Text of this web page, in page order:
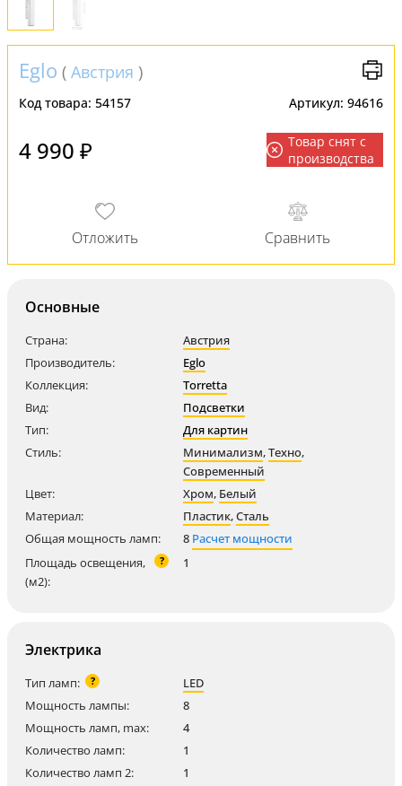
Eglo ( Австрия )
Код товара: 54157 Артикул: 94616
4 990 ₽
Товар снят с
производства
Основные
Страна:
Австрия
Производитель:
Eglo
Коллекция:
Torretta
Вид:
Подсветки
Тип:
Для картин
Стиль:
Минимализм,Техно,
Современный
Цвет:
Хром, Белый
Материал:
Пластик,Сталь
Общая мощность ламп:
8 Расчет мощности
Площадь освещения,
(м2):
? 1
Электрика
Тип ламп: ?
LED
Мощность лампы:
8
Мощность ламп, max:
4
Количество ламп:
1
Количество ламп 2:
1